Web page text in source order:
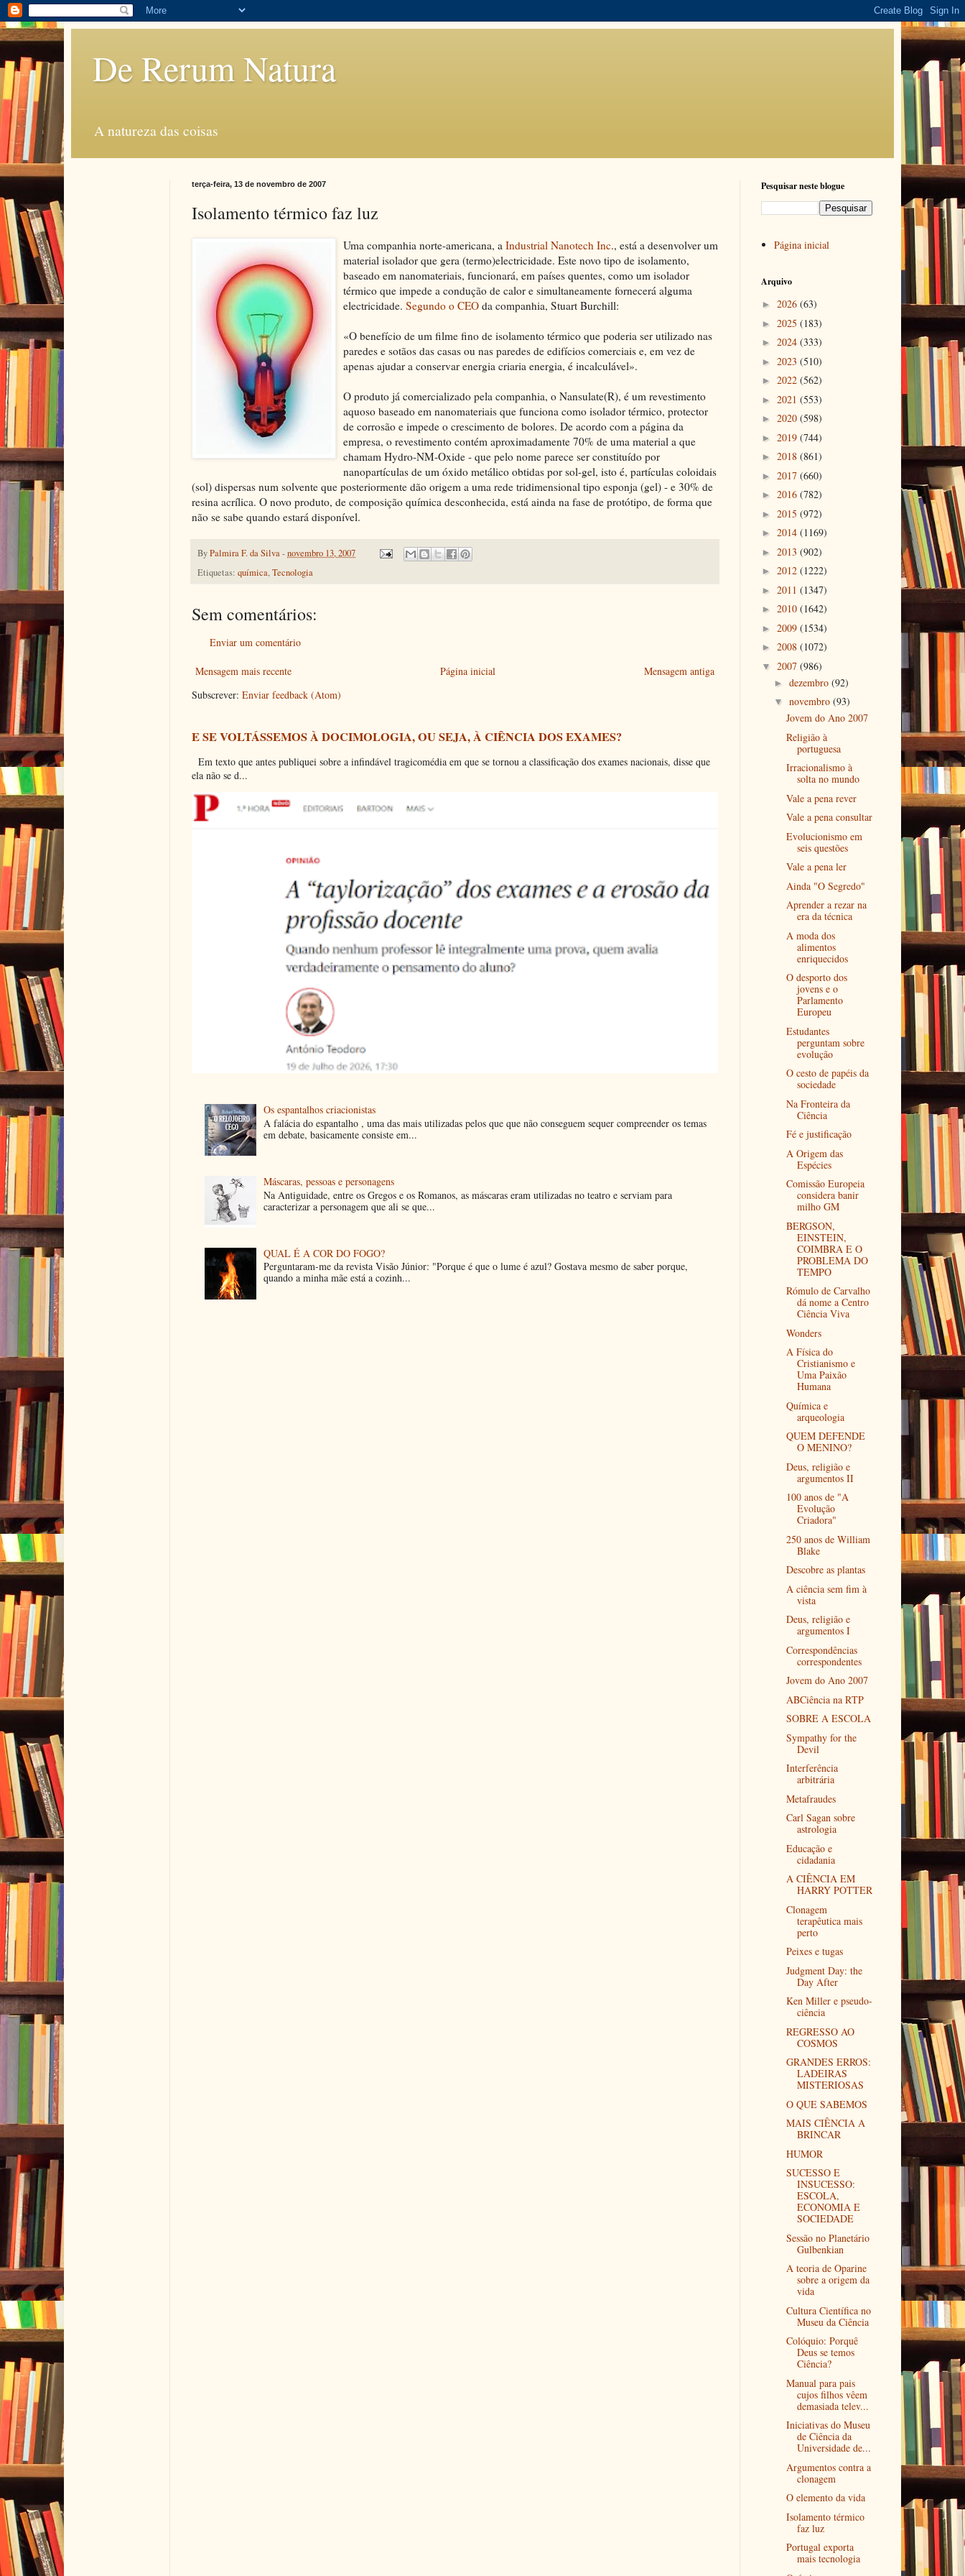
De Rerum Natura
A natureza das coisas
terça-feira, 13 de novembro de 2007
Isolamento térmico faz luz
Uma companhia norte-americana, a Industrial Nanotech Inc., está a desenvolver um
material isolador que gera (termo)electricidade. Este novo tipo de isolamento,
baseado em nanomateriais, funcionará, em países quentes, como um isolador
térmico que impede a condução de calor e simultaneamente fornecerá alguma
electricidade. Segundo o CEO da companhia, Stuart Burchill:
«O benefício de um filme fino de isolamento térmico que poderia ser utilizado nas
paredes e sotãos das casas ou nas paredes de edifícios comerciais e, em vez de
apenas ajudar a conservar energia criaria energia, é incalculável».
O produto já comercializado pela companhia, o Nansulate(R), é um revestimento
aquoso baseado em nanomateriais que funciona como isolador térmico, protector
de corrosão e impede o crescimento de bolores. De acordo com a página da
empresa, o revestimento contém aproximadamente 70% de uma material a que
chamam Hydro-NM-Oxide - que pelo nome parece ser constituído por
nanopartículas de um óxido metálico obtidas por sol-gel, isto é, partículas coloidais
(sol) dispersas num solvente que posteriormente dão origem a uma rede tridimensional tipo esponja (gel) - e 30% de
resina acrílica. O novo produto, de composição química desconhecida, está ainda na fase de protótipo, de forma que
não se sabe quando estará disponível.
ByPalmira F. da Silva-novembro 13, 2007
Etiquetas: química,Tecnologia
Sem comentários:
Enviar um comentário
Mensagem mais recente Mensagem antiga
Página inicial
Subscrever: Enviar feedback (Atom)
E SE VOLTÁSSEMOS À DOCIMOLOGIA, OU SEJA, À CIÊNCIA DOS EXAMES?
Em texto que antes publiquei sobre a infindável tragicomédia em que se tornou a classificação dos exames nacionais, disse que
ela não se d...
Os espantalhos criacionistas
A falácia do espantalho , uma das mais utilizadas pelos que que não conseguem sequer compreender os temas
em debate, basicamente consiste em...
Máscaras, pessoas e personagens
Na Antiguidade, entre os Gregos e os Romanos, as máscaras eram utilizadas no teatro e serviam para
caracterizar a personagem que ali se que...
QUAL É A COR DO FOGO?
Perguntaram-me da revista Visão Júnior: "Porque é que o lume é azul? Gostava mesmo de saber porque,
quando a minha mãe está a cozinh...
Pesquisar neste blogue
Página inicial
Arquivo
► 2026 (63)
► 2025 (183)
► 2024 (333)
► 2023 (510)
► 2022 (562)
► 2021 (553)
► 2020 (598)
► 2019 (744)
► 2018 (861)
► 2017 (660)
► 2016 (782)
► 2015 (972)
► 2014 (1169)
► 2013 (902)
► 2012 (1222)
► 2011 (1347)
► 2010 (1642)
► 2009 (1534)
► 2008 (1072)
▼ 2007 (986)
► dezembro (92)
▼ novembro (93)
Jovem do Ano 2007
Religião à
portuguesa
Irracionalismo à
solta no mundo
Vale a pena rever
Vale a pena consultar
Evolucionismo em
seis questões
Vale a pena ler
Ainda "O Segredo"
Aprender a rezar na
era da técnica
A moda dos
alimentos
enriquecidos
O desporto dos
jovens e o
Parlamento
Europeu
Estudantes
perguntam sobre
evolução
O cesto de papéis da
sociedade
Na Fronteira da
Ciência
Fé e justificação
A Origem das
Espécies
Comissão Europeia
considera banir
milho GM
BERGSON,
EINSTEIN,
COIMBRA E O
PROBLEMA DO
TEMPO
Rómulo de Carvalho
dá nome a Centro
Ciência Viva
Wonders
A Física do
Cristianismo e
Uma Paixão
Humana
Química e
arqueologia
QUEM DEFENDE
O MENINO?
Deus, religião e
argumentos II
100 anos de "A
Evolução
Criadora"
250 anos de William
Blake
Descobre as plantas
A ciência sem fim à
vista
Deus, religião e
argumentos I
Correspondências
correspondentes
Jovem do Ano 2007
ABCiência na RTP
SOBRE A ESCOLA
Sympathy for the
Devil
Interferência
arbitrária
Metafraudes
Carl Sagan sobre
astrologia
Educação e
cidadania
A CIÊNCIA EM
HARRY POTTER
Clonagem
terapêutica mais
perto
Peixes e tugas
Judgment Day: the
Day After
Ken Miller e pseudo-
ciência
REGRESSO AO
COSMOS
GRANDES ERROS:
LADEIRAS
MISTERIOSAS
O QUE SABEMOS
MAIS CIÊNCIA A
BRINCAR
HUMOR
SUCESSO E
INSUCESSO:
ESCOLA,
ECONOMIA E
SOCIEDADE
Sessão no Planetário
Gulbenkian
A teoria de Oparine
sobre a origem da
vida
Cultura Científica no
Museu da Ciência
Colóquio: Porquê
Deus se temos
Ciência?
Manual para pais
cujos filhos vêem
demasiada telev...
Iniciativas do Museu
de Ciência da
Universidade de...
Argumentos contra a
clonagem
O elemento da vida
Isolamento térmico
faz luz
Portugal exporta
mais tecnologia